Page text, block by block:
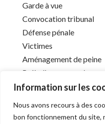
Information sur les
Nous avons recours à des
bon fonctionnement du site,
Garde à vue
Convocation tribunal
Défense pénale
Victimes
Aménagement de peine
Préjudice corporel
Infos utiles